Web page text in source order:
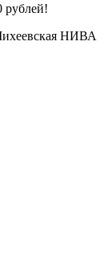
рублей!
НИВА